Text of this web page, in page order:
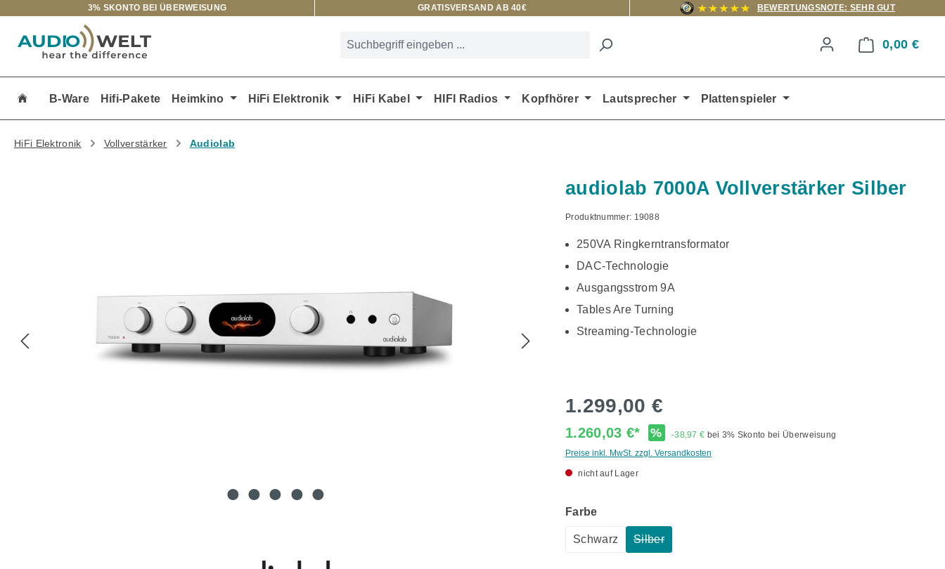
Hauptinhalt springen
Zur Suche springen
Zur Hauptnavigation springen
3% SKONTO BEI ÜBERWEISUNG GRATISVERSAND AB 40€ BEWERTUNGSNOTE: SEHR GUT
0,00 €
B-Ware Hifi-Pakete Heimkino HiFi Elektronik HiFi Kabel HIFI Radios Kopfhörer Lautsprecher Plattenspieler
HiFi Elektronik Vollverstärker Audiolab
audiolab 7000A Vollverstärker Silber
Produktnummer: 19088
250VA Ringkerntransformator
DAC-Technologie
Ausgangsstrom 9A
Tables Are Turning
Streaming-Technologie
1.299,00 €
1.260,03 €* % -38,97 € bei 3% Skonto bei Überweisung
Preise inkl. MwSt. zzgl. Versandkosten
nicht auf Lager
Farbeauswählen
Schwarz Silber